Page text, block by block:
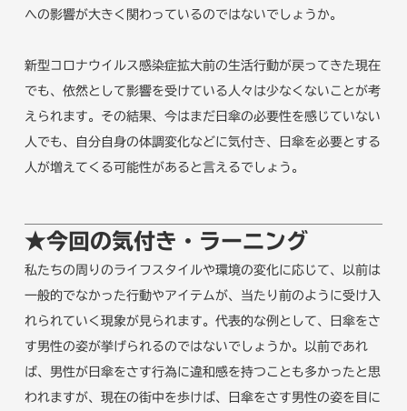
への影響が大きく関わっているのではないでしょうか。
新型コロナウイルス感染症拡大前の生活行動が戻ってきた現在
でも、依然として影響を受けている人々は少なくないことが考
えられます。その結果、今はまだ日傘の必要性を感じていない
人でも、自分自身の体調変化などに気付き、日傘を必要とする
人が増えてくる可能性があると言えるでしょう。
★今回の気付き・ラーニング
私たちの周りのライフスタイルや環境の変化に応じて、以前は
一般的でなかった行動やアイテムが、当たり前のように受け入
れられていく現象が見られます。代表的な例として、日傘をさ
す男性の姿が挙げられるのではないでしょうか。以前であれ
ば、男性が日傘をさす行為に違和感を持つことも多かったと思
われますが、現在の街中を歩けば、日傘をさす男性の姿を目に